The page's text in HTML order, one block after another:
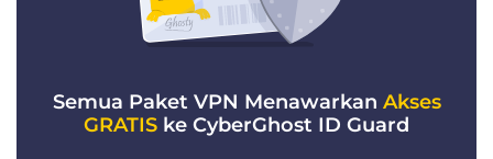
Semua Paket VPN Menawarkan Akses
GRATIS ke CyberGhost ID Guard